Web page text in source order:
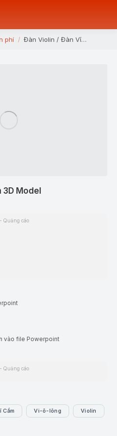
phí Đàn Violin / Đàn Vĩ…
3D Model
Quảng cáo
vào file Powerpoint
Quảng cáo
Cầm Vi-ô-lông Violin